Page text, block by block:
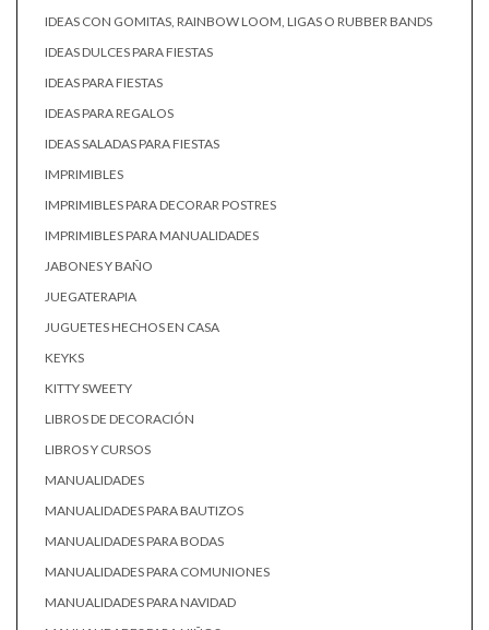
IDEAS CON GOMITAS, RAINBOW LOOM, LIGAS O RUBBER BANDS
IDEAS DULCES PARA FIESTAS
IDEAS PARA FIESTAS
IDEAS PARA REGALOS
IDEAS SALADAS PARA FIESTAS
IMPRIMIBLES
IMPRIMIBLES PARA DECORAR POSTRES
IMPRIMIBLES PARA MANUALIDADES
JABONES Y BAÑO
JUEGATERAPIA
JUGUETES HECHOS EN CASA
KEYKS
KITTY SWEETY
LIBROS DE DECORACIÓN
LIBROS Y CURSOS
MANUALIDADES
MANUALIDADES PARA BAUTIZOS
MANUALIDADES PARA BODAS
MANUALIDADES PARA COMUNIONES
MANUALIDADES PARA NAVIDAD